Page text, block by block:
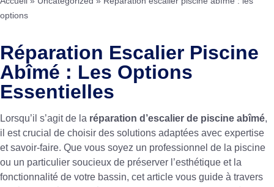
options
Réparation Escalier Piscine
Abîmé : Les Options
Essentielles
Lorsqu’il s’agit de la réparation d’escalier de piscine abîmé,
il est crucial de choisir des solutions adaptées avec expertise
et savoir-faire. Que vous soyez un professionnel de la piscine
ou un particulier soucieux de préserver l’esthétique et la
fonctionnalité de votre bassin, cet article vous guide à travers